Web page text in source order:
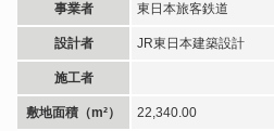
事業者 東日本旅客鉄道
設計者 JR東日本建築設計
施工者
敷地面積（m²） 22,340.00